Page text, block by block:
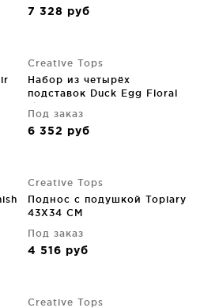
7 328 руб
Creative Tops
Набор из четырёх
подставок Duck Egg Floral
Ø29 CM
Под заказ
6 352 руб
Creative Tops
Поднос с подушкой Topiary
43X34 CM
Под заказ
4 516 руб
Creative Tops